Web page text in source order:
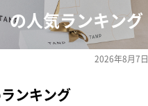
の人気ランキング
2026年8月7日
ンキング